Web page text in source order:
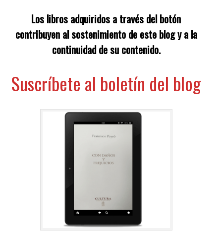
Los libros adquiridos a través del botón
contribuyen al sostenimiento de este blog y a la
continuidad de su contenido.
Suscríbete al boletín del blog